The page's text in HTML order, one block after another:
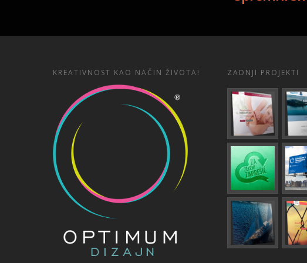
KREATIVNOST KAO NAČIN ŽIVOTA! ZADNJI PROJEKTI